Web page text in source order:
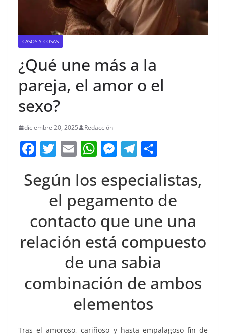
CASOS Y COSAS
¿Qué une más a la
pareja, el amor o el
sexo?
diciembre 20, 2025 Redacción
F
c
e
b
o
o
T
itt
er
E
ai
l
W
at
s
A
p
p
M
ss
e
n
g
er
T
e
gr
a
m
m
p
ar
tir
Según los especialistas,
el pegamento de
contacto que une una
relación está compuesto
de una sabia
combinación de ambos
elementos
Tras el amoroso, cariñoso y hasta empalagoso fin de